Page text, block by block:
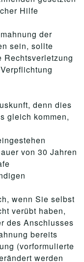
Hilfe
der
sein, sollte
Rechtsverletzung
denn dies
gleich kommen,
von 30 Jahren
wenn Sie selbst
verübt haben,
des Anschlusses
bereits
(vorformulierte
werden